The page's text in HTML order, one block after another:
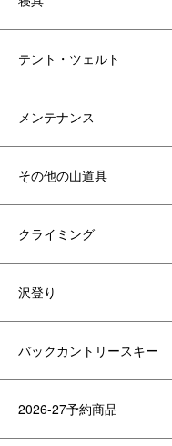
テント・ツェルト
メンテナンス
その他の山道具
クライミング
沢登り
バックカントリースキー
2026-27予約商品